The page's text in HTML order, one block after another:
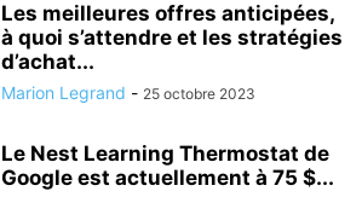
Les meilleures offres anticipées,
à quoi s’attendre et les stratégies
d’achat...
Marion Legrand - 25 octobre 2023
Le Nest Learning Thermostat de
Google est actuellement à 75 $...